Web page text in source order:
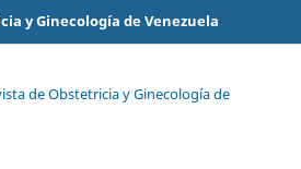
y Ginecología de Venezuela
de Obstetricia y Ginecología de